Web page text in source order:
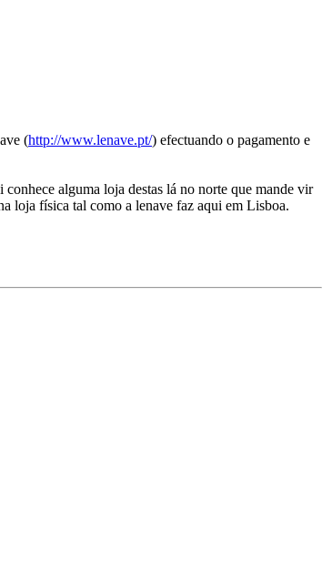
(http://www.lenave.pt/) efectuando o pagamento e
alguma loja destas lá no norte que mande vir
loja física tal como a lenave faz aqui em Lisboa.